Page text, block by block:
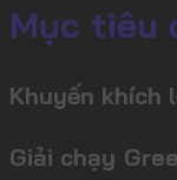
Mục tiêu
Khuyến khích
Giải chạy